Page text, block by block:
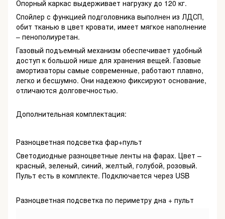
Опорный каркас выдерживает нагрузку до 120 кг.
Спойлер с функцией подголовника выполнен из ЛДСП,
обит тканью в цвет кровати, имеет мягкое наполнение
– пенополиуретан.
Газовый подъемный механизм обеспечивает удобный
доступ к большой нише для хранения вещей. Газовые
амортизаторы самые современные, работают плавно,
легко и бесшумно. Они надежно фиксируют основание,
отличаются долговечностью.
Дополнительная комплектация:
Разноцветная подсветка фар+пульт
Светодиодные разноцветные ленты на фарах. Цвет –
красный, зеленый, синий, желтый, голубой, розовый.
Пульт есть в комплекте. Подключается через USB
Разноцветная подсветка по периметру дна + пульт